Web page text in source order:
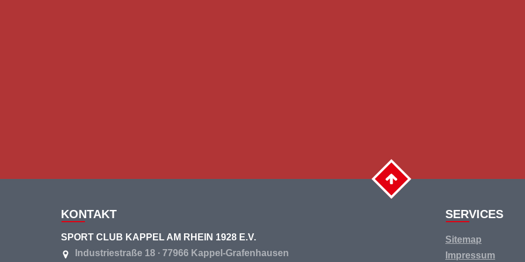
KONTAKT
SPORT CLUB KAPPEL AM RHEIN 1928 E.V.
Industriestraße 18 ∙ 77966 Kappel-Grafenhausen
SERVICES
Navigation
überspringen
Sitemap
Impressum